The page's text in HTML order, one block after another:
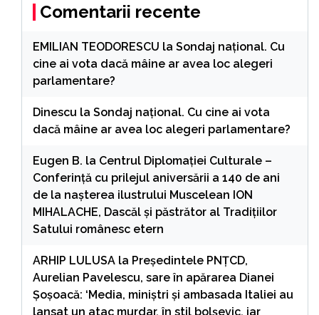
Comentarii recente
EMILIAN TEODORESCU la Sondaj național. Cu
cine ai vota dacă mâine ar avea loc alegeri
parlamentare?
Dinescu la Sondaj național. Cu cine ai vota
dacă mâine ar avea loc alegeri parlamentare?
Eugen B. la Centrul Diplomației Culturale –
Conferință cu prilejul aniversării a 140 de ani
de la nașterea ilustrului Muscelean ION
MIHALACHE, Dascăl și păstrător al Tradițiilor
Satului românesc etern
ARHIP LULUSA la Președintele PNȚCD,
Aurelian Pavelescu, sare în apărarea Dianei
Șoșoacă: ‘Media, miniștri și ambasada Italiei au
lansat un atac murdar, în stil bolșevic, iar